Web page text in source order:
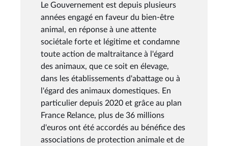
Le Gouvernement est depuis plusieurs
années engagé en faveur du bien-être
animal, en réponse à une attente
sociétale forte et légitime et condamne
toute action de maltraitance à l'égard
des animaux, que ce soit en élevage,
dans les établissements d'abattage ou à
l'égard des animaux domestiques. En
particulier depuis 2020 et grâce au plan
France Relance, plus de 36 millions
d'euros ont été accordés au bénéfice des
associations de protection animale et de